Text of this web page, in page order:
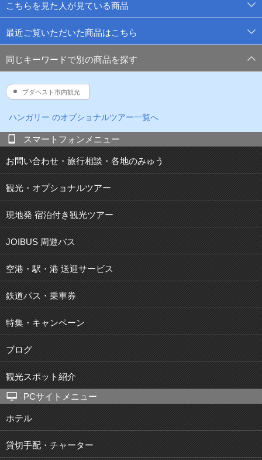
こちらを見た人が見ている商品
最近ご覧いただいた商品はこちら
同じキーワードで別の商品を探す
ブダペスト市内観光
ハンガリー のオプショナルツアー一覧へ
スマートフォンメニュー
お問い合わせ・旅行相談・各地のみゅう
観光・オプショナルツアー
現地発 宿泊付き観光ツアー
JOIBUS 周遊バス
空港・駅・港 送迎サービス
鉄道パス・乗車券
特集・キャンペーン
ブログ
観光スポット紹介
PCサイトメニュー
ホテル
貸切手配・チャーター